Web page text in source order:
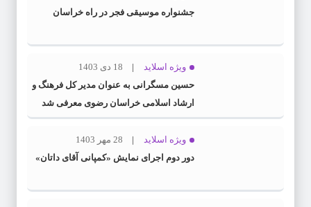
جشنواره موسیقی فجر در راه خراسان
ویژه اسلاید
18 دی 1403
حسین مسگرانی به عنوان مدیر کل فرهنگ و
ارشاد اسلامی خراسان رضوی معرفی شد
ویژه اسلاید
28 مهر 1403
دور دوم اجرای نمایش «کمپانی آقای داتان»